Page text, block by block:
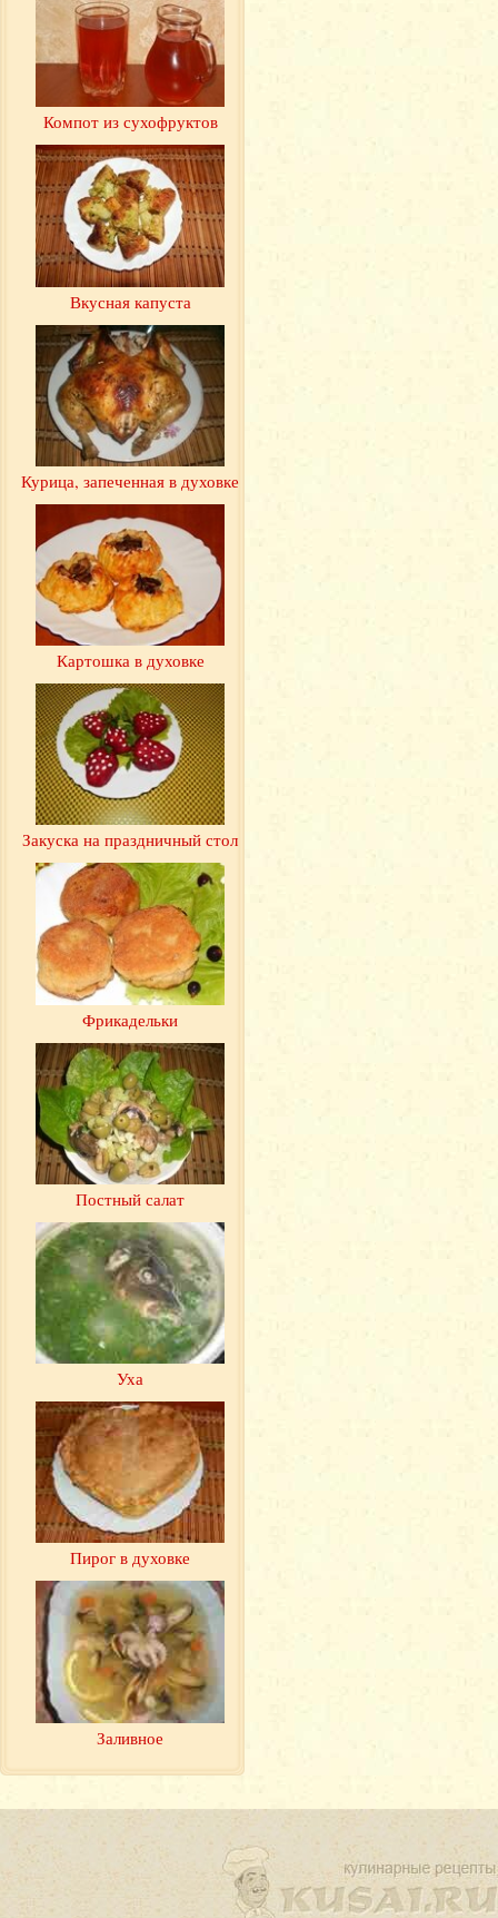
Компот из сухофруктов
Вкусная капуста
Курица, запеченная в духовке
Картошка в духовке
Закуска на праздничный стол
Фрикадельки
Постный салат
Уха
Пирог в духовке
Заливное